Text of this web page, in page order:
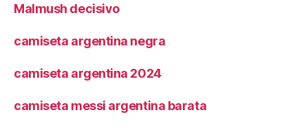
Malmush decisivo
camiseta argentina negra
camiseta argentina 2024
camiseta messi argentina barata